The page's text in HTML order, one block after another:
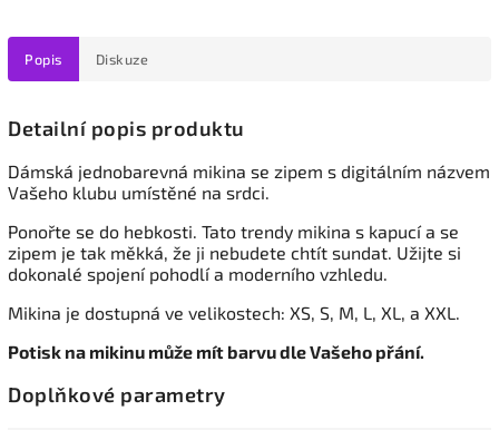
Popis Diskuze
Detailní popis produktu
Dámská jednobarevná mikina se zipem s digitálním názvem
Vašeho klubu umístěné na srdci.
Ponořte se do hebkosti. Tato trendy mikina s kapucí a se
zipem je tak měkká, že ji nebudete chtít sundat. Užijte si
dokonalé spojení pohodlí a moderního vzhledu.
Mikina je dostupná ve velikostech: XS, S, M, L, XL, a XXL.
Potisk na mikinu může mít barvu dle Vašeho přání.
Doplňkové parametry